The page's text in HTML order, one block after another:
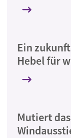
Ein
Hebel für
Mutiert